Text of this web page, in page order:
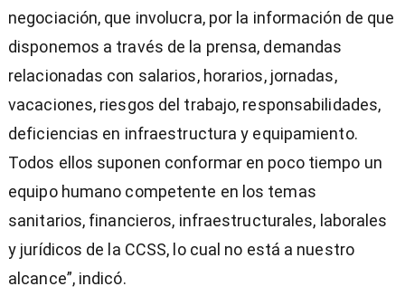
negociación, que involucra, por la información de que
disponemos a través de la prensa, demandas
relacionadas con salarios, horarios, jornadas,
vacaciones, riesgos del trabajo, responsabilidades,
deficiencias en infraestructura y equipamiento.
Todos ellos suponen conformar en poco tiempo un
equipo humano competente en los temas
sanitarios, financieros, infraestructurales, laborales
y jurídicos de la CCSS, lo cual no está a nuestro
alcance”, indicó.